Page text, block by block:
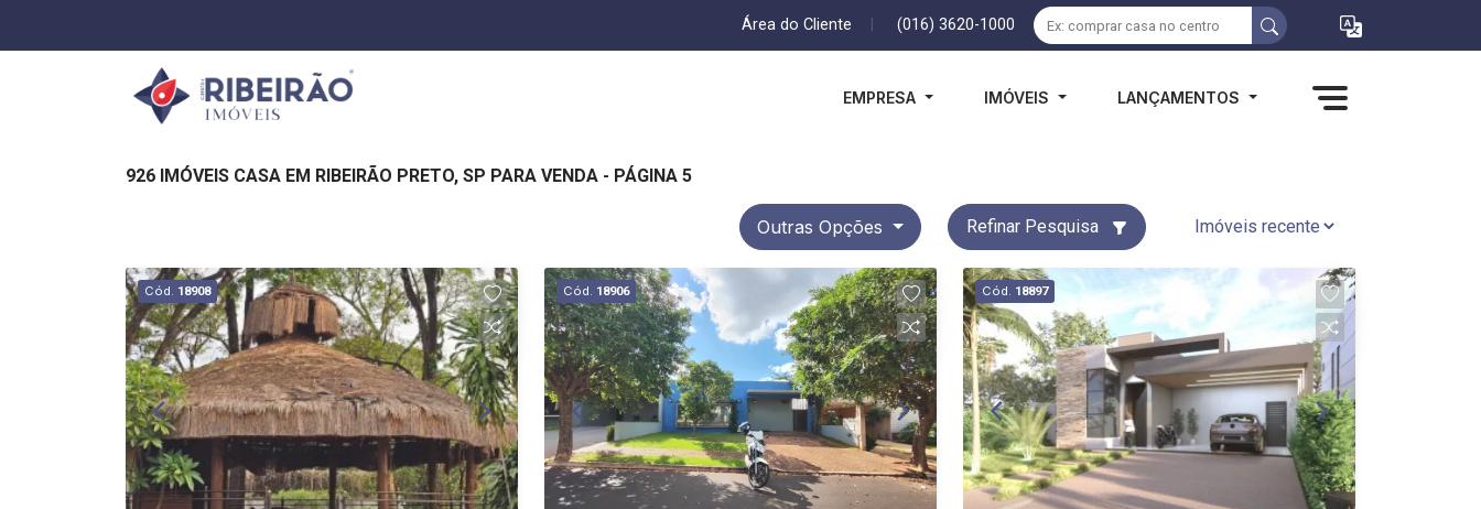
Área do Cliente (016) 3620-1000
EMPRESA IMÓVEIS LANÇAMENTOS
926 IMÓVEIS CASA EM RIBEIRÃO PRETO, SP PARA VENDA - PÁGINA 5
Outras Opções Refinar Pesquisa
Cód. 18908 Cód. 18906 Cód. 18897